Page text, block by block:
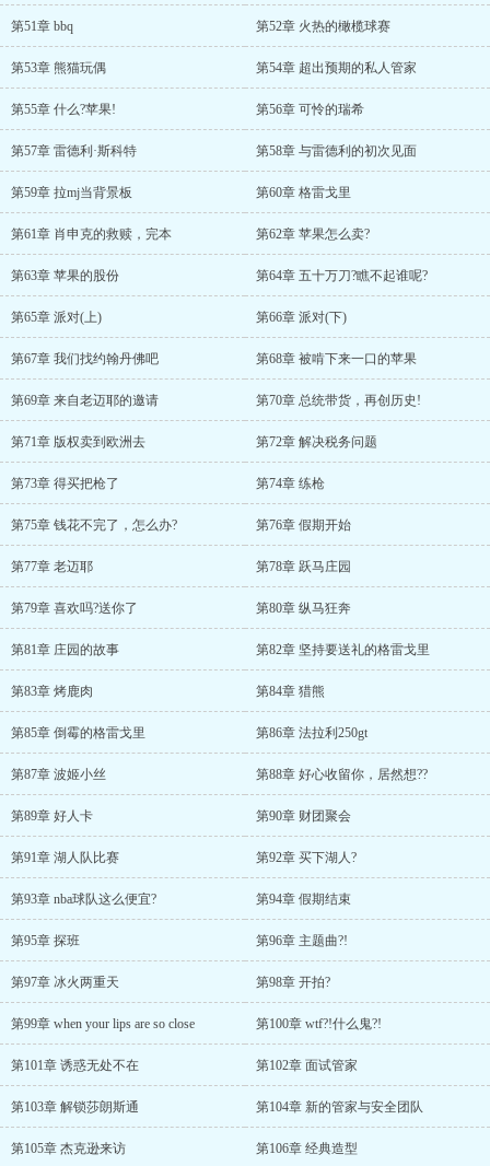
第51章 bbq 第52章 火热的橄榄球赛
第53章 熊猫玩偶 第54章 超出预期的私人管家
第55章 什么?苹果! 第56章 可怜的瑞希
第57章 雷德利·斯科特 第58章 与雷德利的初次见面
第59章 拉mj当背景板 第60章 格雷戈里
第61章 肖申克的救赎，完本 第62章 苹果怎么卖?
第63章 苹果的股份 第64章 五十万刀?瞧不起谁呢?
第65章 派对(上) 第66章 派对(下)
第67章 我们找约翰丹佛吧 第68章 被啃下来一口的苹果
第69章 来自老迈耶的邀请 第70章 总统带货，再创历史!
第71章 版权卖到欧洲去 第72章 解决税务问题
第73章 得买把枪了 第74章 练枪
第75章 钱花不完了，怎么办? 第76章 假期开始
第77章 老迈耶 第78章 跃马庄园
第79章 喜欢吗?送你了 第80章 纵马狂奔
第81章 庄园的故事 第82章 坚持要送礼的格雷戈里
第83章 烤鹿肉 第84章 猎熊
第85章 倒霉的格雷戈里 第86章 法拉利250gt
第87章 波姬小丝 第88章 好心收留你，居然想??
第89章 好人卡 第90章 财团聚会
第91章 湖人队比赛 第92章 买下湖人?
第93章 nba球队这么便宜? 第94章 假期结束
第95章 探班 第96章 主题曲?!
第97章 冰火两重天 第98章 开拍?
第99章 when your lips are so close 第100章 wtf?!什么鬼?!
第101章 诱惑无处不在 第102章 面试管家
第103章 解锁莎朗斯通 第104章 新的管家与安全团队
第105章 杰克逊来访 第106章 经典造型